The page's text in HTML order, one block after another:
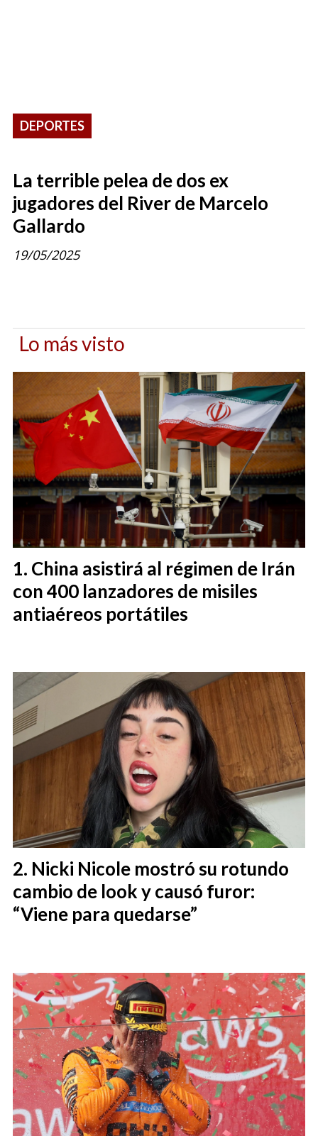
La terrible pelea de dos ex
jugadores del River de Marcelo
Gallardo
DEPORTES
19/05/2025
Lo más visto
China asistirá al régimen de Irán
con 400 lanzadores de misiles
antiaéreos portátiles
Nicki Nicole mostró su rotundo
cambio de look y causó furor:
“Viene para quedarse”